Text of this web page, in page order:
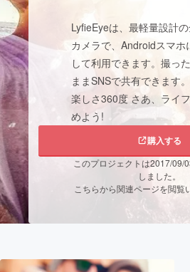
映像・映画
ビジネス・起業
まちづくり・地域活性化
CAMPFIRE for Social Good
CAMPFIREふるさと納税
LyfieEyeは、最軽量設計
カメラで、Androidスマホ
して利用できます。撮っ
ままSNSで共有できます。
楽しさ360度 さあ、ライ
めよう!
購入する
このプロジェクトは2017/09/
しました。
こちらから関連ページを閲覧